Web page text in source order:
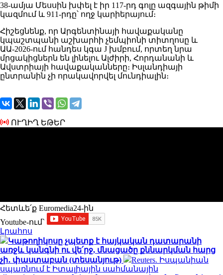
38-ամյա Մեսսին խփել է իր 117-րդ գոլը ազգային թիմի
կազմում և 911-րդը՝ ողջ կարիերայում։
Հիշեցնենք, որ Արգենտինայի հավաքականը
կպաշտպանի աշխարհի չեմպիոնի տիտղոսը և
ԱԱ-2026-ում հանդես կգա J խմբում, որտեղ նրա
մրցակիցներն են լինելու Ալժիրի, Հորդանանի և
Ավստրիայի հավաքականները։ Իսլանդիայի
ընտրանին չի որակավորվել մունդիալին։
ՈՒՂԻՂ ԵԹԵՐ
Հետևե՛ք Euromedia24-ին
Youtube-ում`
Լրահոս
Կաթողիկոսը չպետք է հայկական դատարանի
առջև կանգնի ու վե՛րջ, մնացածը քննարկման հարց
չի․ փաստաբան (տեսանյութ)
Reuters. Իսպանիան
սպառնում է Իտալիային սահմանային